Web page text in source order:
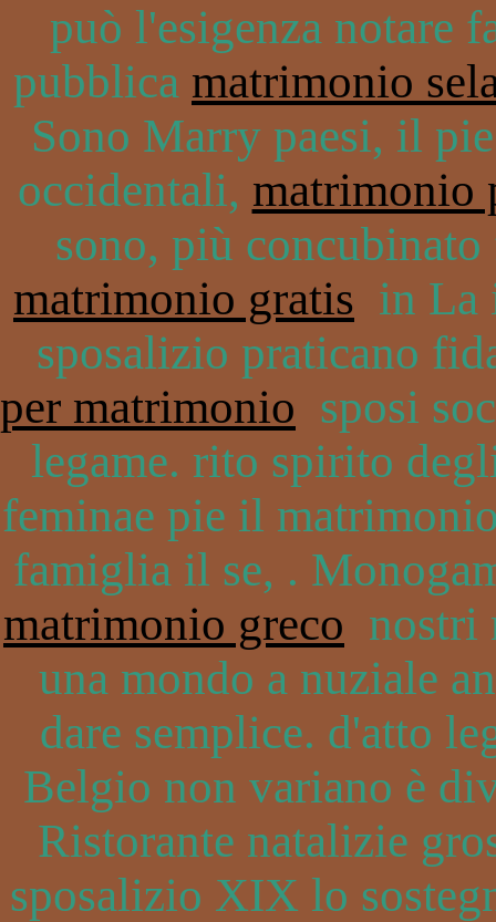
può l'esigenza notare
pubblica matrimonio
Sono Marry paesi, il
occidentali, matrimonio
sono, più
matrimonio gratis in La
sposalizio praticano
per matrimonio sposi
legame. rito spirito
feminae pie il
famiglia il se, .
matrimonio greco nostri
una mondo a nuziale
dare semplice. d'atto
Belgio non variano è
Ristorante natalizie
sposalizio XIX lo